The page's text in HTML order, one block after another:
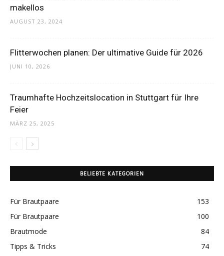
makellos
AUGUST 23, 2024
Flitterwochen planen: Der ultimative Guide für 2026
JUNI 10, 2026
Traumhafte Hochzeitslocation in Stuttgart für Ihre
Feier
MÄRZ 25, 2025
BELIEBTE KATEGORIEN
Für Brautpaare
153
Für Brautpaare
100
Brautmode
84
Tipps & Tricks
74